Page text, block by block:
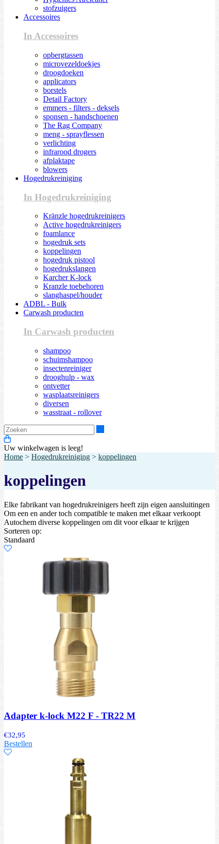
stofzuigers
Accessoires
In Accessoires
opbergtassen
microvezeldoekjes
droogdoeken
applicators
borstels
Detail Factory
emmers - filters - deksels
sponsen - handschoenen
The Rag Company
meng - sprayflessen
verlichting
infrarood drogers
afplaktape
blowers
Hogedrukreiniging
In Hogedrukreiniging
Kränzle hogedrukreinigers
Active hogedrukreinigers
foamlance
hogedruk sets
koppelingen
hogedruk pistool
hogedrukslangen
Karcher K-lock
Kranzle toebehoren
slanghaspel/houder
ADBL - Bulk
Carwash producten
In Carwash producten
shampoo
schuimshampoo
insectenreiniger
drooghulp - wax
ontvetter
wasplaatsreinigers
diversen
wasstraat - rollover
Uw winkelwagen is leeg!
Home > Hogedrukreiniging > koppelingen
koppelingen
Elke fabrikant van hogedrukreinigers heeft zijn eigen aansluitingen
Om een en ander toch compatible te maken met elkaar verkoopt
Autochem diverse koppelingen om dit voor elkaar te krijgen
Sorteren op:
Standaard
Adapter k-lock M22 F - TR22 M
€32,95
Bestellen